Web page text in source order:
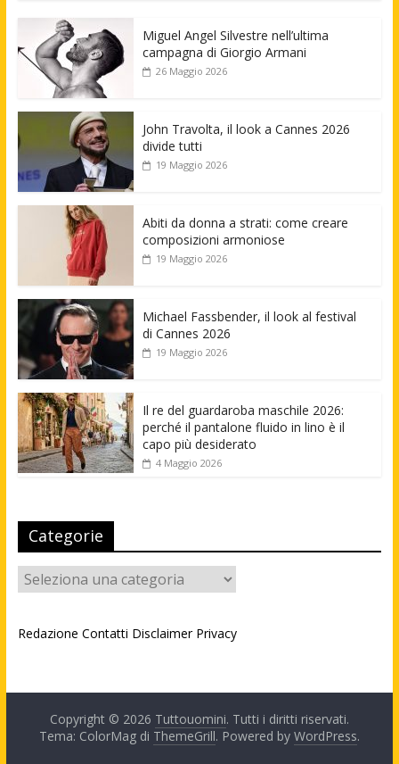
Miguel Angel Silvestre nell’ultima
campagna di Giorgio Armani
26 Maggio 2026
John Travolta, il look a Cannes 2026
divide tutti
19 Maggio 2026
Abiti da donna a strati: come creare
composizioni armoniose
19 Maggio 2026
Michael Fassbender, il look al festival
di Cannes 2026
19 Maggio 2026
Il re del guardaroba maschile 2026:
perché il pantalone fluido in lino è il
capo più desiderato
4 Maggio 2026
Categorie
Categorie
Redazione Contatti Disclaimer Privacy
Copyright © 2026 Tuttouomini. Tutti i diritti riservati.
Tema: ColorMag di ThemeGrill. Powered by WordPress.